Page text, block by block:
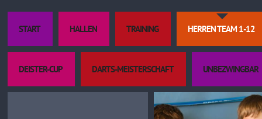
START HALLEN TRAINING HERREN TEAM 1-12
DEISTER-CUP DARTS-MEISTERSCHAFT UNBEZWINGBAR